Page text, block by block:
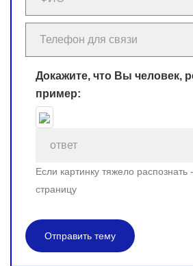
Докажите, что Вы человек,
пример:
Если картинку тяжело распознать
страницу
Отправить тему